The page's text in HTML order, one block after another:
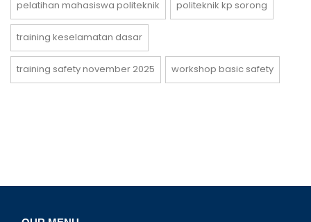
pelatihan mahasiswa politeknik politeknik kp sorong
training keselamatan dasar
training safety november 2025 workshop basic safety